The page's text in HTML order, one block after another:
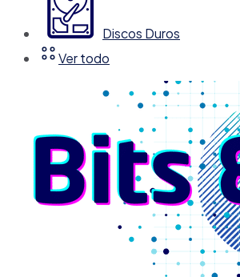
Discos Duros
Ver todo